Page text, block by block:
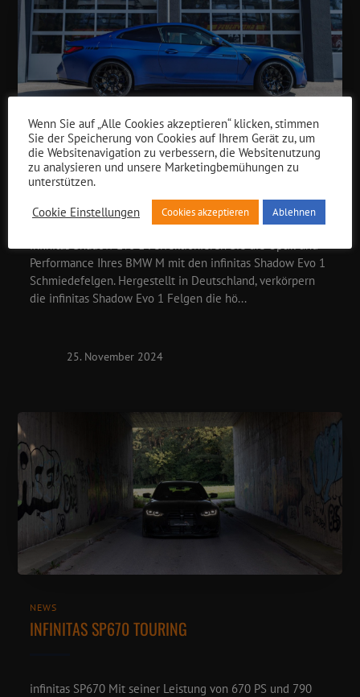
NEWS
INFINITAS SHADOW EVO 1
infinitas Shadow Evo 1 Perfektionieren Sie die Optik und
Performance Ihres BMW M mit den infinitas Shadow Evo 1
Schmiedefelgen. Hergestellt in Deutschland, verkörpern
die infinitas Shadow Evo 1 Felgen die hö...
25. November 2024
NEWS
INFINITAS SP670 TOURING
infinitas SP670 Mit seiner Leistung von 670 PS und 790
Wenn Sie auf „Alle Cookies akzeptieren“ klicken, stimmen
Sie der Speicherung von Cookies auf Ihrem Gerät zu, um
die Websitenavigation zu verbessern, die Websitenutzung
zu analysieren und unsere Marketingbemühungen zu
unterstützen.
Cookie Einstellungen
Cookies akzeptieren Ablehnen